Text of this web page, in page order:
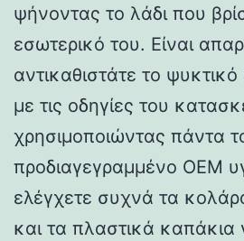
ψήνοντας το λάδι που
εσωτερικό του. Είναι
αντικαθιστάτε το
με τις οδηγίες του
χρησιμοποιώντας πάντα
προδιαγεγραμμένο OEM
ελέγχετε συχνά τα
και τα πλαστικά καπάκια